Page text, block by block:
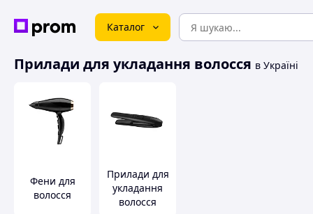
Каталог
Прилади для укладання волосся в Україні
Фени для
волосся
Прилади для
укладання
волосся